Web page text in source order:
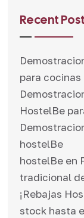
Recent
para cocinas
HostelBe
hostelBe
hostelBe en
tradicional
¡Rebajas
stock hasta